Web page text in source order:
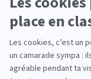
Pluridisciplinaire